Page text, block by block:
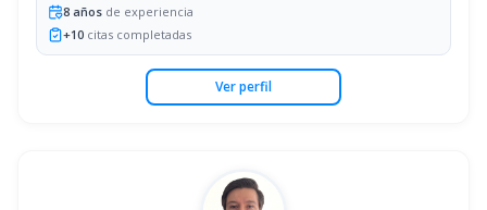
8 años de experiencia
+10 citas completadas
Ver perfil